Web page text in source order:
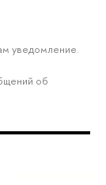
уведомление.
об